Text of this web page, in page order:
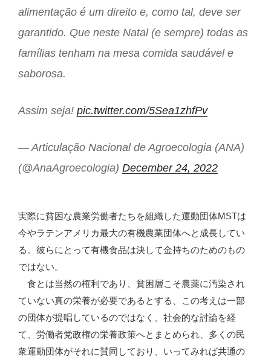
alimentação é um direito e, como tal, deve ser
garantido. Que neste Natal (e sempre) todas as
famílias tenham na mesa comida saudável e
saborosa.
Assim seja! pic.twitter.com/5Sea1zhfPv
— Articulação Nacional de Agroecologia (ANA)
(@AnaAgroecologia) December 24, 2022
実際に貧困な農業労働者たちを組織した運動団体MSTは
今やラテンアメリカ最大の有機農業団体へと成長してい
る。彼らにとって有機食品は決して金持ちのためのもの
ではない。
食とは当然の権利であり、貧困層こそ農薬に汚染され
ていない真の栄養が必要であるとする、この考えは一部
の団体が提唱しているのではなく、社会的な討論を経
て、労働者党政権の栄養政策へとまとめられ、多くの民
衆運動団体がそれに賛同しており、いってみれば共通の